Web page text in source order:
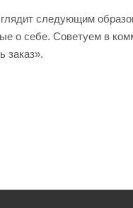
следующим
о себе. Советуем в
заказ».